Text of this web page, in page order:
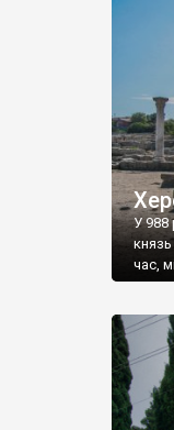
У 988
час,